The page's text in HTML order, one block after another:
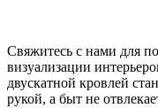
Свяжитесь с нами для
визуализации
двускатной кровлей
рукой, а быт не